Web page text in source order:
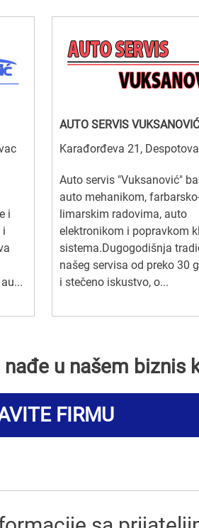
i
i
AUTO SERVIS VUKSANOVIĆ
Karađorđeva 21,
Auto servis "Vuksanović"
auto mehanikom,
limarskim radovima, auto
elektronikom i popravkom
sistema.Dugogodišnja
našeg servisa od preko 30
i stečeno iskustvo, o...
u našem biznis
FIRMU